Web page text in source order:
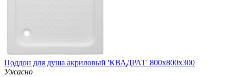
Поддон для душа акриловый 'КВАДРАТ' 800х800х300
Ужасно